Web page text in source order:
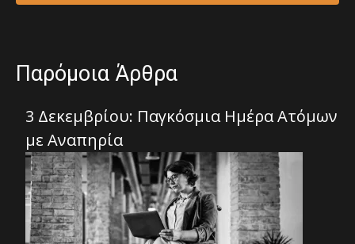
Παρόμοια Άρθρα
3 Δεκεμβρίου: Παγκόσμια Ημέρα Ατόμων
με Αναπηρία